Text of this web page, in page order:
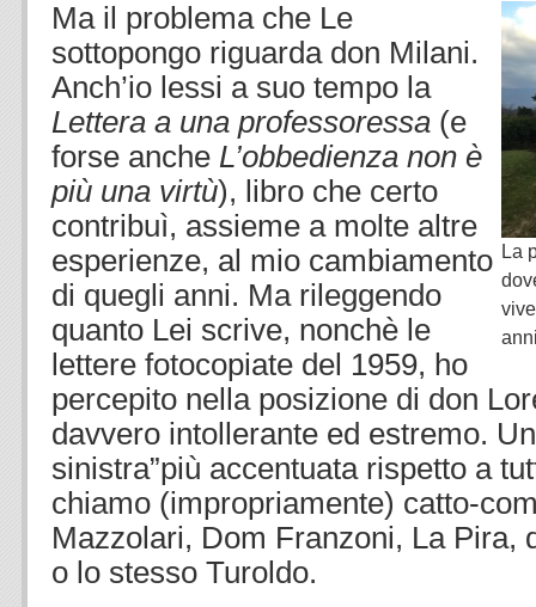
La
Ma il problema che Le
sottopongo riguarda don Milani.
Anch’io lessi a suo tempo la
Lettera a una professoressa (e
forse anche L’obbedienza non è
più una virtù), libro che certo
contribuì, assieme a molte altre
esperienze, al mio cambiamento
di quegli anni. Ma rileggendo
quanto Lei scrive, nonchè le
lettere fotocopiate del 1959, ho
percepito nella posizione di don
davvero intollerante ed estremo.
sinistra”più accentuata rispetto a
chiamo (impropriamente) catto-
Mazzolari, Dom Franzoni, La Pira,
o lo stesso Turoldo.